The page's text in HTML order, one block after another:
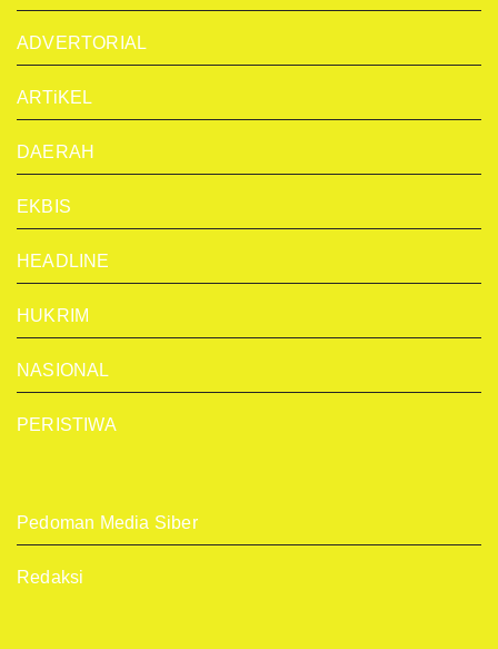
ADVERTORIAL
ARTiKEL
DAERAH
EKBIS
HEADLINE
HUKRIM
NASIONAL
PERISTIWA
Pedoman Media Siber
Redaksi